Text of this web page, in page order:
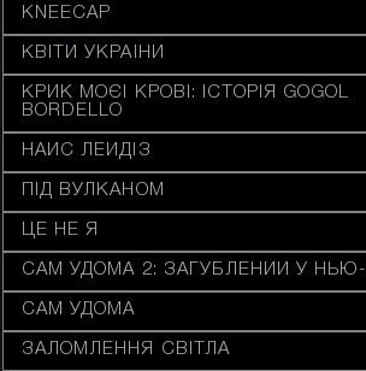
KNEECAP
КВІТИ УКРАЇНИ
КРИК МОЄЇ КРОВІ: ІСТОРІЯ GOGOL
BORDELLO
НАЙС ЛЕЙДІЗ
ПІД ВУЛКАНОМ
ЦЕ НЕ Я
САМ УДОМА 2: ЗАГУБЛЕНИЙ У
САМ УДОМА
ЗАЛОМЛЕННЯ СВІТЛА